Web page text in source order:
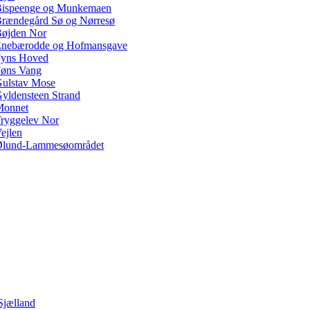
og Munkemaen
Sø og Nørresø
Nor
og Hofmansgave
Hoved
Vang
Mose
Strand
Nor
Lammesøområdet